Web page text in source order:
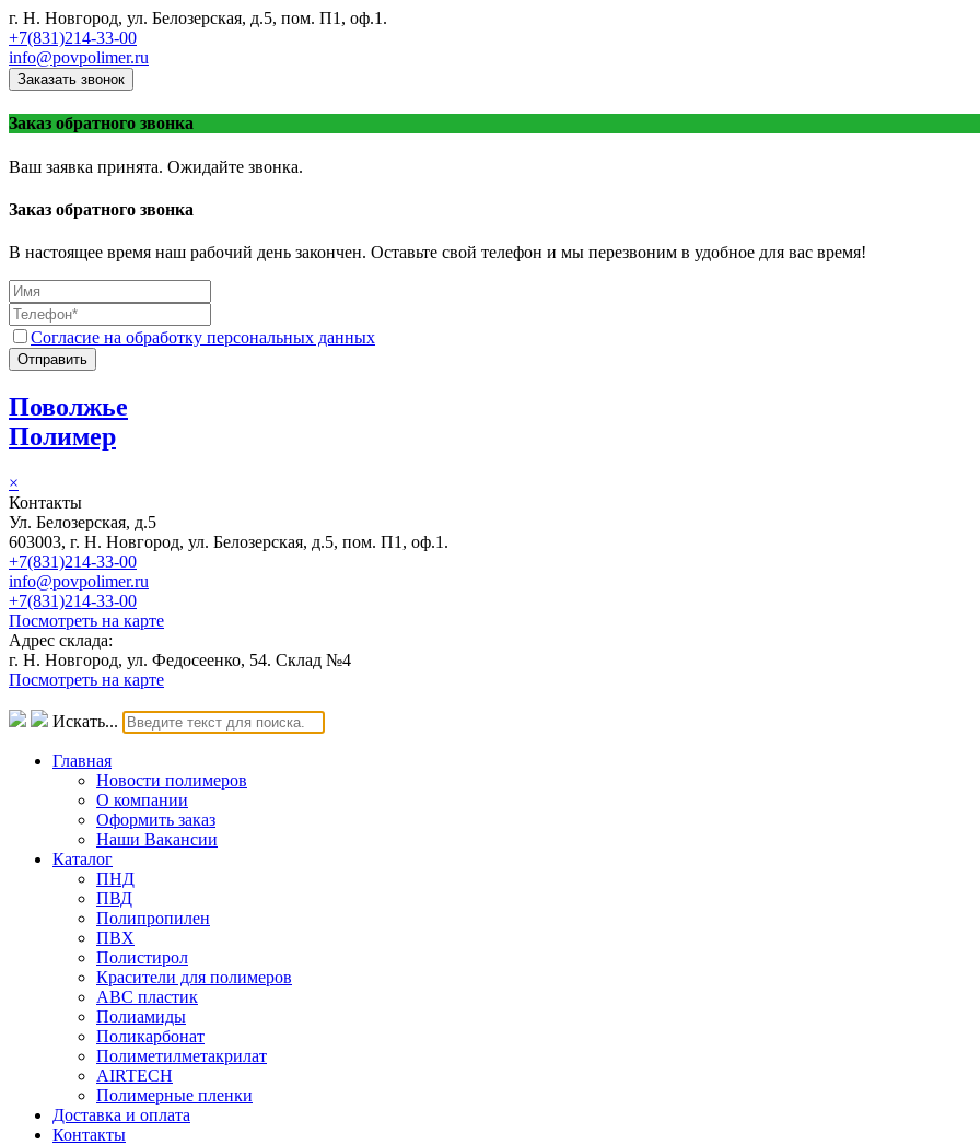
г. Н. Новгород, ул. Белозерская, д.5, пом. П1, оф.1.
+7(831)214-33-00
info@povpolimer.ru
Заказать звонок
Заказ обратного звонка
Ваш заявка принята. Ожидайте звонка.
Заказ обратного звонка
В настоящее время наш рабочий день закончен. Оставьте свой телефон и мы перезвоним в удобное для вас время!
Согласие на обработку персональных данных
Отправить
Поволжье
Полимер
×
Контакты
Ул. Белозерская, д.5
603003, г. Н. Новгород, ул. Белозерская, д.5, пом. П1, оф.1.
+7(831)214-33-00
info@povpolimer.ru
+7(831)214-33-00
Посмотреть на карте
Адрес склада:
г. Н. Новгород, ул. Федосеенко, 54. Склад №4
Посмотреть на карте
Искать...
Главная
Новости полимеров
О компании
Оформить заказ
Наши Вакансии
Каталог
ПНД
ПВД
Полипропилен
ПВХ
Полистирол
Красители для полимеров
АВС пластик
Полиамиды
Поликарбонат
Полиметилметакрилат
AIRTECH
Полимерные пленки
Доставка и оплата
Контакты